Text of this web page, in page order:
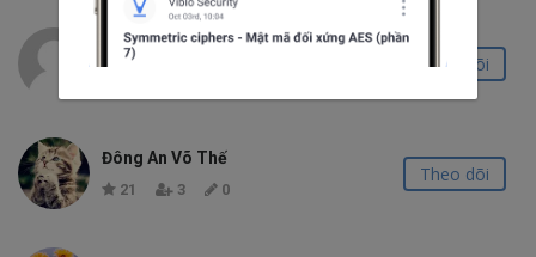
Quang Vũ
Theo dõi
Đông An Võ Thế
21 3 0
Theo dõi